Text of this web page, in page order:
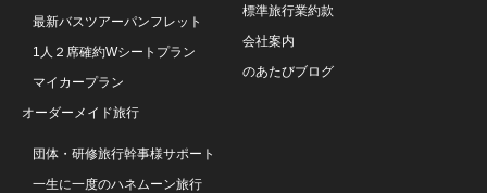
最新バスツアーパンフレット
1人２席確約Wシートプラン
マイカープラン
オーダーメイド旅行
団体・研修旅行幹事様サポート
一生に一度のハネムーン旅行
標準旅行業約款
会社案内
のあたびブログ